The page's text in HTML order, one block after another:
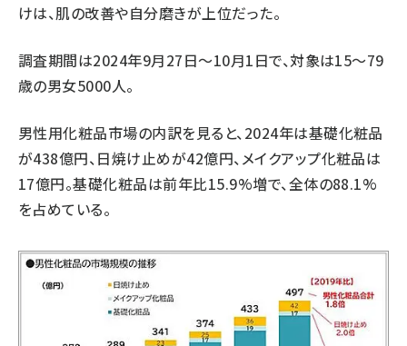
けは、肌の改善や自分磨きが上位だった。
調査期間は2024年9月27日～10月1日で、対象は15～79
歳の男女5000人。
男性用化粧品市場の内訳を見ると、2024年は基礎化粧品
が438億円、日焼け止めが42億円、メイクアップ化粧品は
17億円。基礎化粧品は前年比15.9%増で、全体の88.1%
を占めている。